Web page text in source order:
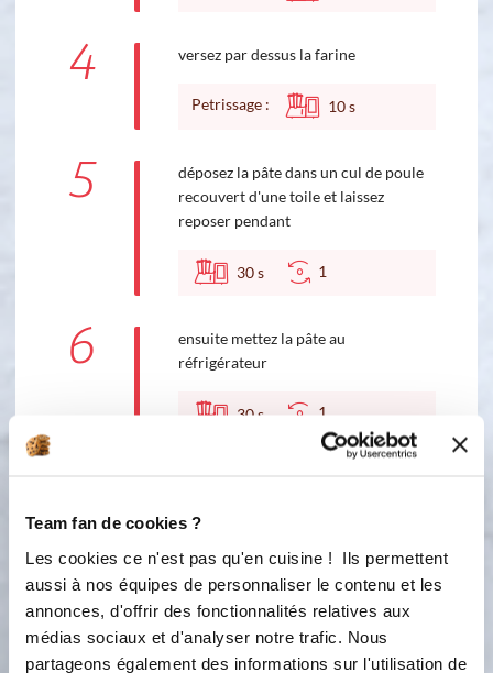
Team fan de cookies ?
Les cookies ce n'est pas qu'en cuisine ! Ils permettent
aussi à nos équipes de personnaliser le contenu et les
annonces, d'offrir des fonctionnalités relatives aux
médias sociaux et d'analyser notre trafic. Nous
partageons également des informations sur l'utilisation de
4 versez par dessus la farine
Petrissage : 10s
5
déposez la pâte dans un cul de poule
recouvert d'une toile et laissez
reposer pendant
30s 1
6
ensuite mettez la pâte au
réfrigérateur
30s 1
ou 3 boules. faites des boudins
identiques et tressez les placez la
tresse sur une toile et laissez encore
prendre de volume